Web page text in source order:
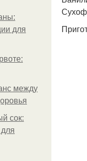
для
между
сок: